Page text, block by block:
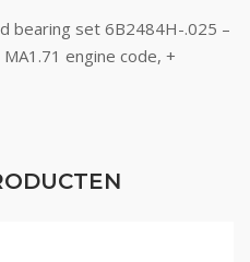
bearing set 6B2484H-.025 –
engine code, +